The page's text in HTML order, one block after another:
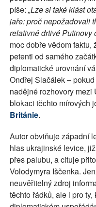
píše: „Lze si také klást
jaře: proč nepožadovali
relativně drtivé Putinovy
moc dobře vědom
petenti od samého
diplomatické urovnání
Ondřej Slačálek –
nadějné rozhovory
blokaci těchto mírových
Británie.
Autor obviňuje západní
hlas ukrajinské levice,
přes palubu, a cituje
Volodymyra Iščenka.
neuvěřitelný zdroj
těchto řádků, ale i pro